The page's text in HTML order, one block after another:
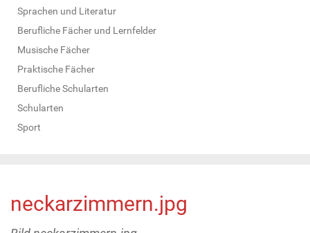
Sprachen und Literatur
Berufliche Fächer und Lernfelder
Musische Fächer
Praktische Fächer
Berufliche Schularten
Schularten
Sport
neckarzimmern.jpg